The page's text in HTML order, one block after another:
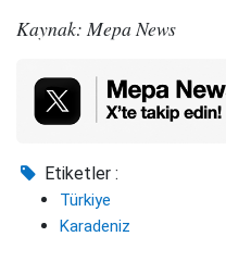
Kaynak: Mepa News
Etiketler :
Türkiye
Karadeniz